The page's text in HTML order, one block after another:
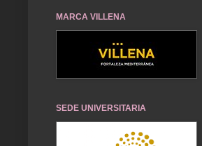
MARCA VILLENA
SEDE UNIVERSITARIA